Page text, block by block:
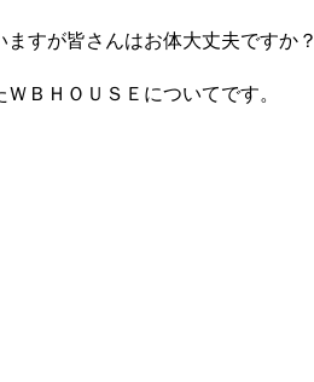
すが皆さんはお体大丈夫ですか？
ＢＨＯＵＳＥについてです。